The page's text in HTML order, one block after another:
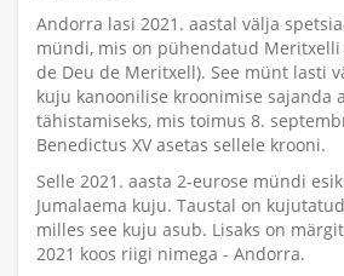
Andorra lasi 2021. aastal välja
mündi, mis on pühendatud Meritxelli
de Deu de Meritxell). See münt lasti
kuju kanoonilise kroonimise sajanda
tähistamiseks, mis toimus 8.
Benedictus XV asetas sellele krooni.
Selle 2021. aasta 2-eurose mündi
Jumalaema kuju. Taustal on
milles see kuju asub. Lisaks on
2021 koos riigi nimega - Andorra.